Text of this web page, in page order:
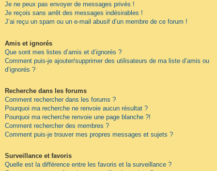
Je ne peux pas envoyer de messages privés !
Je reçois sans arrêt des messages indésirables !
J’ai reçu un spam ou un e-mail abusif d’un membre de ce forum !
Amis et ignorés
Que sont mes listes d’amis et d’ignorés ?
Comment puis-je ajouter/supprimer des utilisateurs de ma liste d’amis ou
d’ignorés ?
Recherche dans les forums
Comment rechercher dans les forums ?
Pourquoi ma recherche ne renvoie aucun résultat ?
Pourquoi ma recherche renvoie une page blanche ?!
Comment rechercher des membres ?
Comment puis-je trouver mes propres messages et sujets ?
Surveillance et favoris
Quelle est la différence entre les favoris et la surveillance ?